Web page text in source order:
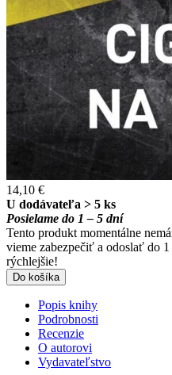
14,10 €
U dodávateľa > 5 ks
Posielame do 1 – 5 dní
Tento produkt momentálne
vieme zabezpečiť a odoslať do
rýchlejšie!
Do košíka
Popis knihy
Podrobnosti
Recenzie
O autorovi
Vydavateľstvo